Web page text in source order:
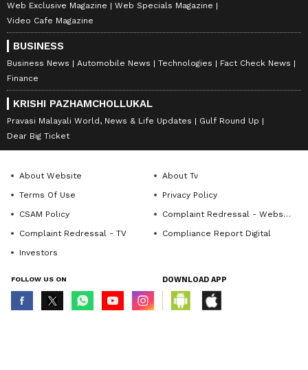
Web Exclusive Magazine
Web Specials Magazine
Video Cafe Magazine
BUSINESS
Business News Automobile News Technologies
Fact Check News
Finance
KRISHI PAZHAMCHOLLUKAL
Pravasi Malayali World, News & Life Updates
Gulf Round Up
Dear Big Ticket
About Website
About Tv
Terms Of Use
Privacy Policy
CSAM Policy
Complaint Redressal - Website
Complaint Redressal - TV
Compliance Report Digital
Investors
FOLLOW US ON DOWNLOAD APP